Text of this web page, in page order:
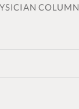
COLUMN